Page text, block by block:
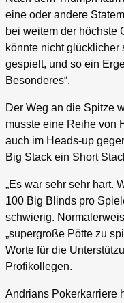
eine oder andere
bei weitem der höchste
könnte nicht glücklicher
gespielt, und so ein
Besonderes“.
Der Weg an die Spitze
musste eine Reihe von
auch im Heads-up
Big Stack ein Short
„Es war sehr sehr hart.
100 Big Blinds pro
schwierig.
„supergroße Pötte zu
Worte für die
Profikollegen.
Andrians Pokerkarriere